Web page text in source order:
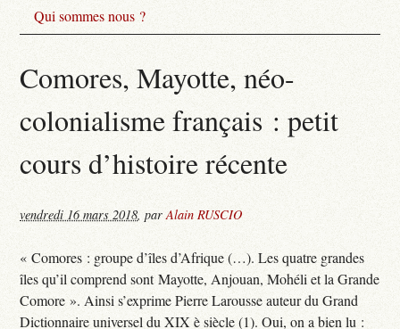
Qui sommes nous ?
Comores, Mayotte, néo-
colonialisme français : petit
cours d’histoire récente
vendredi 16 mars 2018,parAlain RUSCIO
« Comores : groupe d’îles d’Afrique (…). Les quatre grandes
îles qu’il comprend sont Mayotte, Anjouan, Mohéli et la Grande
Comore ». Ainsi s’exprime Pierre Larousse auteur du Grand
Dictionnaire universel du XIX è siècle (1). Oui, on a bien lu :